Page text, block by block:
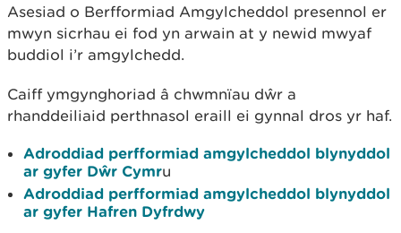
Asesiad o Berfformiad Amgylcheddol presennol er
mwyn sicrhau ei fod yn arwain at y newid mwyaf
buddiol i’r amgylchedd.
Caiff ymgynghoriad â chwmnïau dŵr a
rhanddeiliaid perthnasol eraill ei gynnal dros yr haf.
Adroddiad perfformiad amgylcheddol blynyddol
ar gyfer Dŵr Cymru
Adroddiad perfformiad amgylcheddol blynyddol
ar gyfer Hafren Dyfrdwy